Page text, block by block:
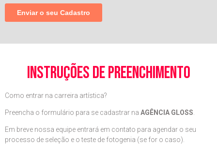
instruções de preenchimento
Como entrar na carreira artística?
Preencha o formulário para se cadastrar na AGÊNCIA GLOSS
Em breve nossa equipe entrará em contato para agendar o seu
processo de seleção e o teste de fotogenia (se for o caso).